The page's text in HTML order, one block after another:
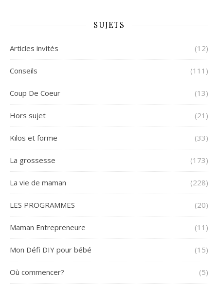
SUJETS
Articles invités (12)
Conseils (111)
Coup De Coeur (13)
Hors sujet (21)
Kilos et forme (33)
La grossesse (173)
La vie de maman (228)
LES PROGRAMMES (20)
Maman Entrepreneure (11)
Mon Défi DIY pour bébé (15)
Où commencer? (5)